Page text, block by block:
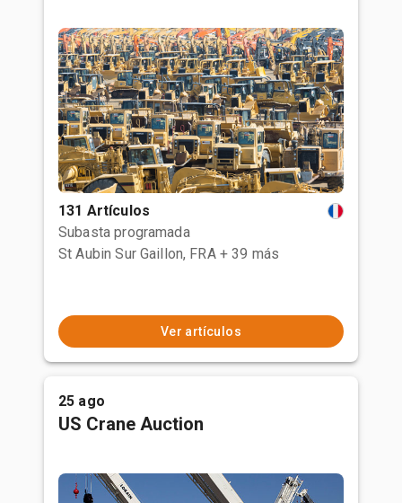
131 Artículos
Subasta programada
St Aubin Sur Gaillon, FRA + 39 más
Ver artículos
25 ago
US Crane Auction